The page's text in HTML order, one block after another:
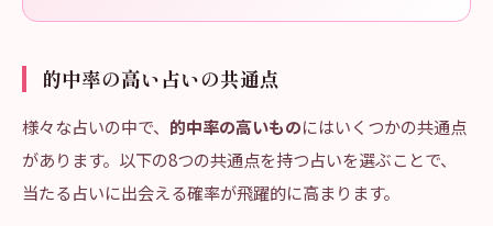
的中率の高い占いの共通点
様々な占いの中で、 的中率の高いものにはいくつかの共通点
があります。以下の8つの共通点を持つ占いを選ぶことで、
当たる占いに出会える確率が飛躍的に高まります。